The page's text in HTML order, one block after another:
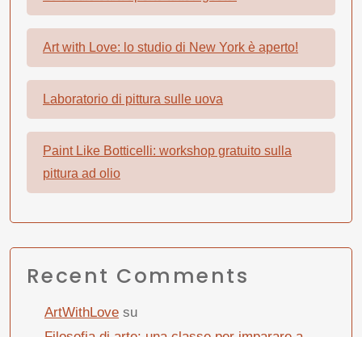
Art with Love: lo studio di New York è aperto!
Laboratorio di pittura sulle uova
Paint Like Botticelli: workshop gratuito sulla
pittura ad olio
Recent Comments
ArtWithLove su